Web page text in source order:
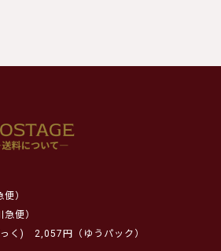
）
便）
く)
2,057円（ゆうパック）